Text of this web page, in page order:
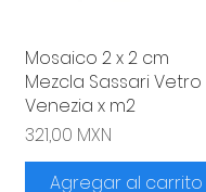
Vista rápida
Mosaico 2 x 2 cm
Mezcla Sassari Vetro
Venezia x m2
Precio
321,00 MXN
Agregar al carrito